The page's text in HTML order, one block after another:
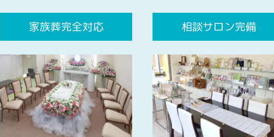
家族葬完全対応 相談サロン完備